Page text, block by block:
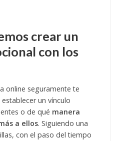
crear un
con los
online seguramente te
un vínculo
o de qué manera
a ellos. Siguiendo una
con el paso del tiempo